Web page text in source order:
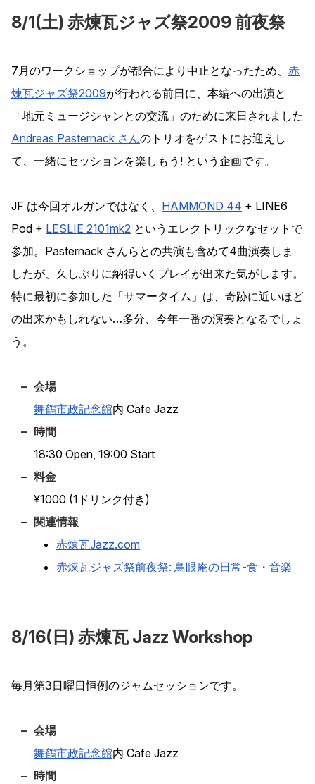
8/1(土) 赤煉瓦ジャズ祭2009 前夜祭
7月のワークショップが都合により中止となったため、 赤
煉瓦ジャズ祭2009が行われる前日に、本編への出演と
「地元ミュージシャンとの交流」のために来日されました
Andreas Pasternack さんのトリオをゲストにお迎えし
て、一緒にセッションを楽しもう! という企画です。
JF は今回オルガンではなく、 HAMMOND 44 + LINE6
Pod + LESLIE 2101mk2 というエレクトリックなセットで
参加。Pasternack さんらとの共演も含めて4曲演奏しま
したが、久しぶりに納得いくプレイが出来た気がします。
特に最初に参加した「サマータイム」は、奇跡に近いほど
の出来かもしれない…多分、今年一番の演奏となるでしょ
う。
会場
舞鶴市政記念館内 Cafe Jazz
時間
18:30 Open, 19:00 Start
料金
¥1000 (1ドリンク付き)
関連情報
赤煉瓦Jazz.com
赤煉瓦ジャズ祭前夜祭: 鳥眼庵の日常-食・音楽
8/16(日) 赤煉瓦 Jazz Workshop
毎月第3日曜日恒例のジャムセッションです。
会場
舞鶴市政記念館内 Cafe Jazz
時間